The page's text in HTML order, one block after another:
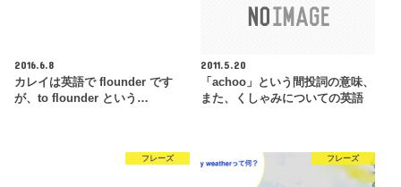
2016.6.8
カレイは英語で flounder です
が、to flounder という…
2011.5.20
「achoo」という間投詞の意味、
また、くしゃみについての英語
フレーズ フレーズ